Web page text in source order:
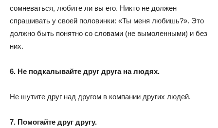
сомневаться, любите ли вы его. Никто не должен
спрашивать у своей половинки: «Ты меня любишь?». Это
должно быть понятно со словами (не вымоленными) и без
них.
6. Не подкалывайте друг друга на людях.
Не шутите друг над другом в компании других людей.
7. Помогайте друг другу.